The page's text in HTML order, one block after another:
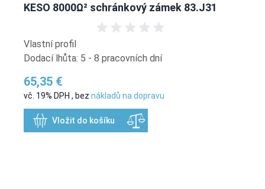
KESO 8000Ω² schránkový zámek 83.J31
Vlastní profil
Dodací lhůta: 5 - 8 pracovních dní
65,35 €
vč. 19% DPH , bez nákladů na dopravu
Vložit do košíku